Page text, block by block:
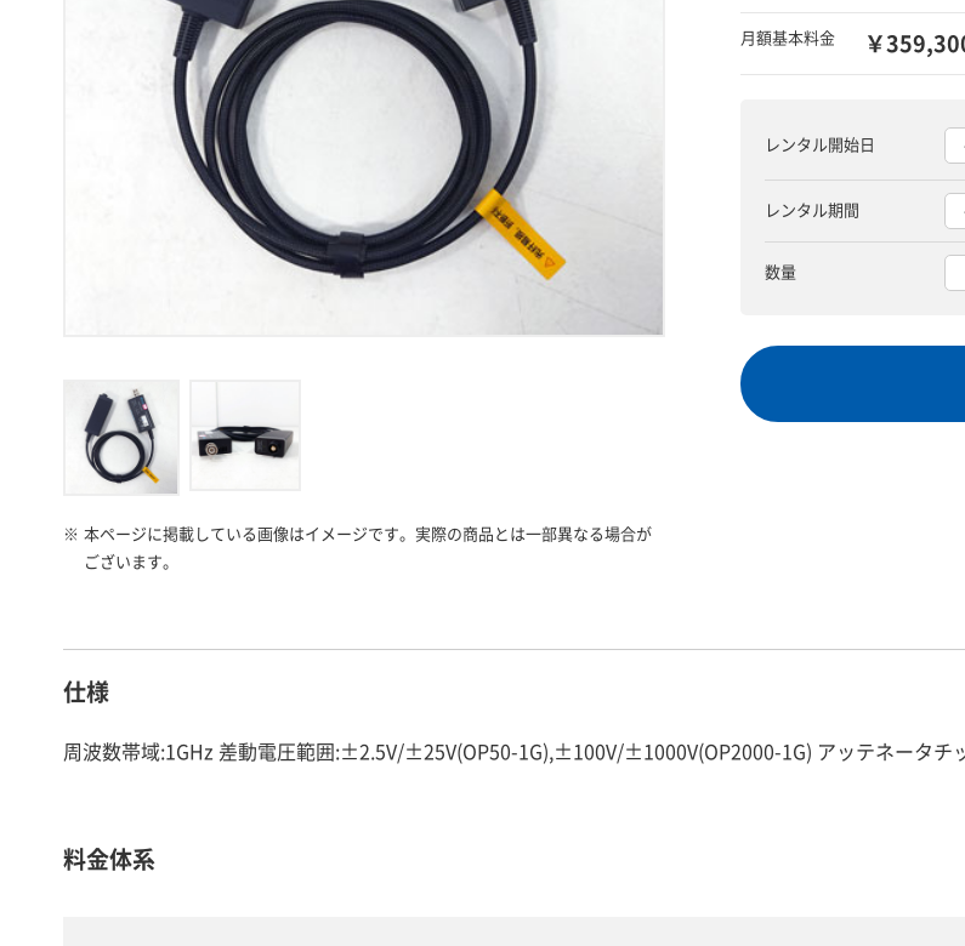
※ 本ページに掲載している画像はイメージです。実際の商品とは一部異なる場合が
ございます。
月額基本料金 ￥
レンタル開始日
レンタル期間
数量
仕様
周波数帯域:1GHz 差動電圧範囲:±2.5V/±25V(OP50-1G),±100V/±1000V(OP2000-1G) アッテネータチ
料金体系